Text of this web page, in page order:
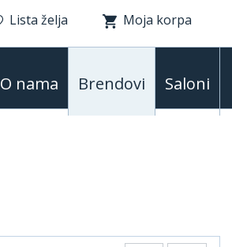
Lista želja Moja korpa
O nama Brendovi Saloni